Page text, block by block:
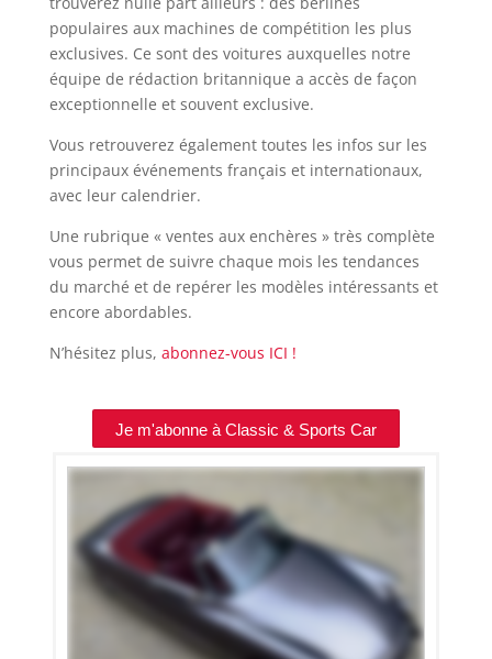
populaires aux machines de compétition les plus
exclusives. Ce sont des voitures auxquelles notre
équipe de rédaction britannique a accès de façon
exceptionnelle et souvent exclusive.
Vous retrouverez également toutes les infos sur les
principaux événements français et internationaux,
avec leur calendrier.
Une rubrique « ventes aux enchères » très complète
vous permet de suivre chaque mois les tendances
du marché et de repérer les modèles intéressants et
encore abordables.
N’hésitez plus, abonnez-vous ICI !
Je m'abonne à Classic & Sports Car